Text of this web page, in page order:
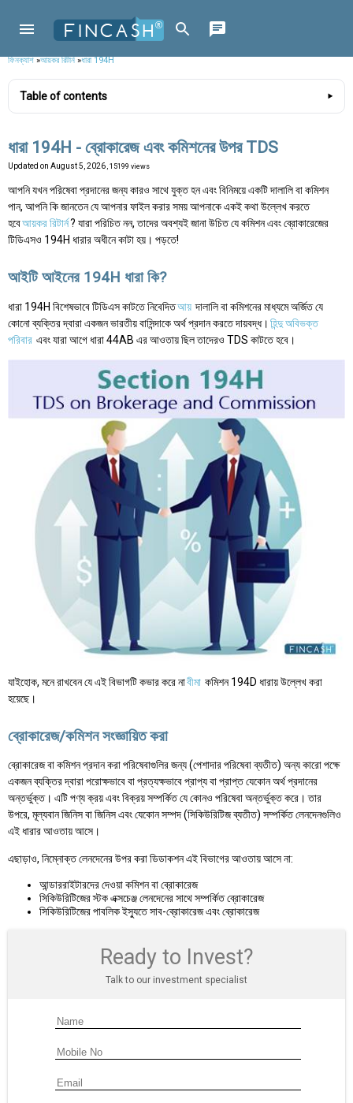
ফিনক্যাশ»আয়কর রিটার্ন»ধারা 194H
Table of contents
ধারা 194H - ব্রোকারেজ এবং কমিশনের উপর TDS
Updated on August 5, 2026 , 15199 views
আপনি যখন পরিষেবা প্রদানের জন্য কারও সাথে যুক্ত হন এবং বিনিময়ে একটি দালালি বা কমিশন
পান, আপনি কি জানতেন যে আপনার ফাইল করার সময় আপনাকে একই কথা উল্লেখ করতে
হবেআয়কর রিটার্ন? যারা পরিচিত নন, তাদের অবশ্যই জানা উচিত যে কমিশন এবং ব্রোকারেজের
টিডিএসও 194H ধারার অধীনে কাটা হয়। পড়তে!
আইটি আইনের 194H ধারা কি?
ধারা 194H বিশেষভাবে টিডিএস কাটতে নিবেদিতআয় দালালি বা কমিশনের মাধ্যমে অর্জিত যে
কোনো ব্যক্তির দ্বারা একজন ভারতীয় বাসিন্দাকে অর্থ প্রদান করতে দায়বদ্ধ। হিন্দু অবিভক্ত
পরিবার এবং যারা আগে ধারা 44AB এর আওতায় ছিল তাদেরও TDS কাটতে হবে।
যাইহোক, মনে রাখবেন যে এই বিভাগটি কভার করে নাবীমা কমিশন 194D ধারায় উল্লেখ করা
হয়েছে।
ব্রোকারেজ/কমিশন সংজ্ঞায়িত করা
ব্রোকারেজ বা কমিশন প্রদান করা পরিষেবাগুলির জন্য (পেশাদার পরিষেবা ব্যতীত) অন্য কারো পক্ষে
একজন ব্যক্তির দ্বারা পরোক্ষভাবে বা প্রত্যক্ষভাবে প্রাপ্য বা প্রাপ্ত যেকোন অর্থ প্রদানের
অন্তর্ভুক্ত। এটি পণ্য ক্রয় এবং বিক্রয় সম্পর্কিত যে কোনও পরিষেবা অন্তর্ভুক্ত করে। তার
উপরে, মূল্যবান জিনিস বা জিনিস এবং যেকোন সম্পদ (সিকিউরিটিজ ব্যতীত) সম্পর্কিত লেনদেনগুলিও
এই ধারার আওতায় আসে।
এছাড়াও, নিম্নোক্ত লেনদেনের উপর করা ডিডাকশন এই বিভাগের আওতায় আসে না:
আন্ডাররাইটারদের দেওয়া কমিশন বা ব্রোকারেজ
সিকিউরিটিজের স্টক এক্সচেঞ্জ লেনদেনের সাথে সম্পর্কিত ব্রোকারেজ
সিকিউরিটিজের পাবলিক ইস্যুতে সাব-ব্রোকারেজ এবং ব্রোকারেজ
Ready to Invest?
Talk to our investment specialist